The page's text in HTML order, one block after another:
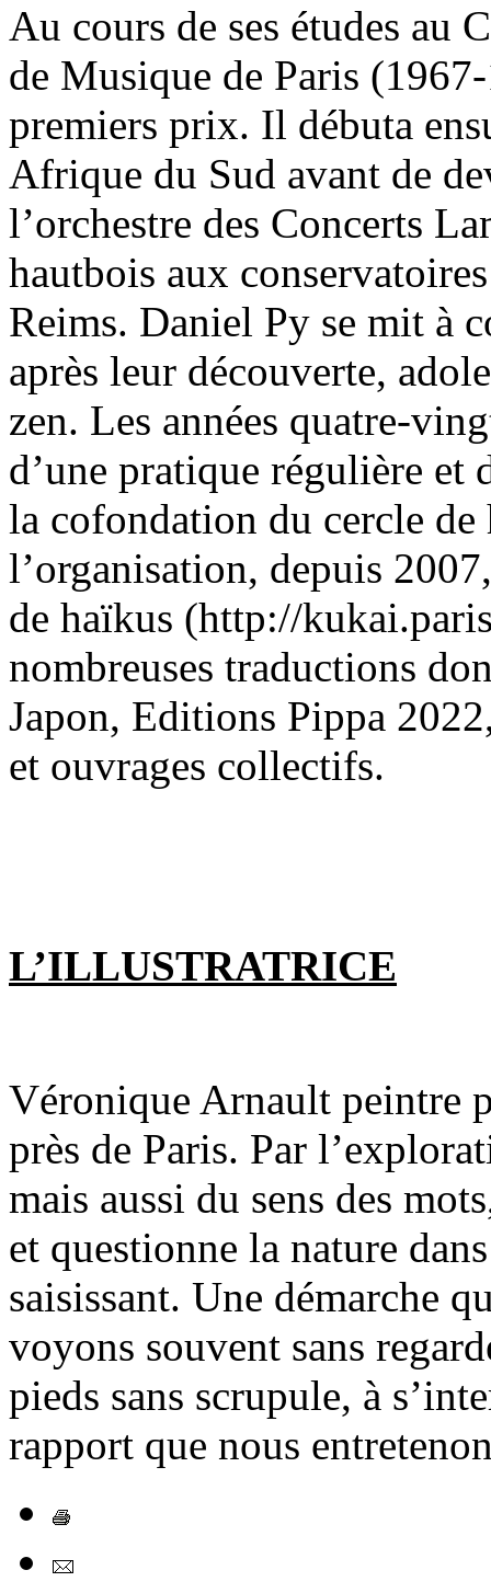
Au cours de ses études au
de Musique de Paris
premiers prix. Il débuta
Afrique du Sud avant de
l’orchestre des Concerts
hautbois aux
Reims. Daniel Py se mit à
après leur découverte,
zen. Les années quatre-
d’une pratique régulière et
la cofondation du cercle
l’organisation, depuis
de haïkus (http://
nombreuses traductions
Japon, Editions Pippa
et ouvrages collectifs.
L’ILLUSTRATRICE
Véronique Arnault peintre
près de Paris. Par
mais aussi du sens des
et questionne la nature
saisissant. Une démarche
voyons souvent sans
pieds sans scrupule, à
rapport que nous